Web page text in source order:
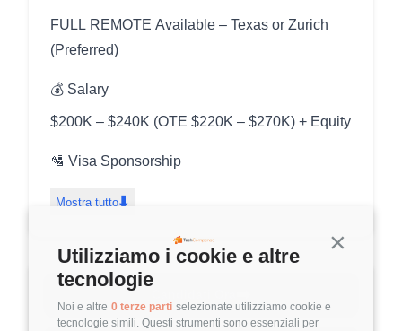
Continua
Utilizziamo i cookie e altre
tecnologie
Noi e altre 0 terze parti selezionate utilizziamo cookie e
tecnologie simili. Questi strumenti sono essenziali per
FULL REMOTE Available – Texas or Zurich
(Preferred)
💰 Salary
$200K – $240K (OTE $220K – $270K) + Equity
🛂 Visa Sponsorship
Not Available
Aurora helps top engineers discover
opportunities at some of the most ambitious
startups worldwide.
Mostra tutto⬇️